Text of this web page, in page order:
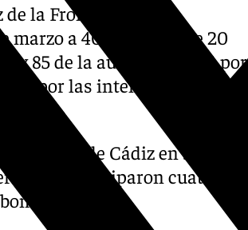
de la Frontera (Cádiz)
marzo a 40 personas de 20
y 85 de la autopista AP-4 por
por las intensas lluvias
de Cádiz en sus
participaron cuatro